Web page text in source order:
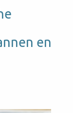
en